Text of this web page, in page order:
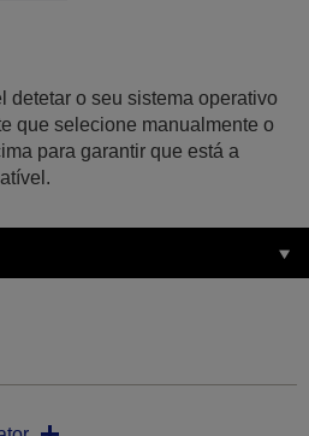
detetar o seu sistema operativo
que selecione manualmente o
para garantir que está a